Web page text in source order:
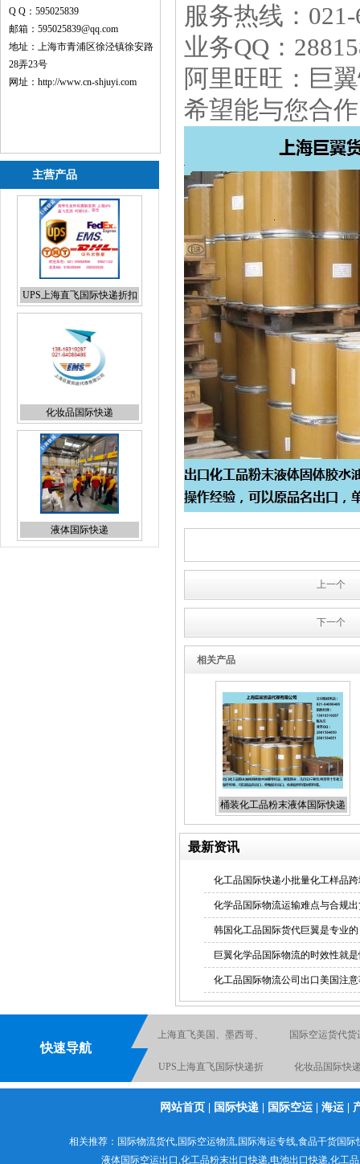
Q Q：595025839
邮箱：595025839@qq.com
地址：上海市青浦区徐泾镇徐安路
28弄23号
网址： http://www.cn-shjuyi.com
主营产品
UPS上海直飞国际快递折扣
报价
化妆品国际快递
液体国际快递
服务热线：
业务QQ：
阿里旺旺：巨
希望能与您合
上一个
下一个
相关产品
桶装化工品粉末液体国际快递
最新资讯
化工品国际快递小批量化工样品
化学品国际物流运输难点与合规
韩国化工品国际货代巨翼是专业的
巨翼化学品国际物流的时效性就
化工品国际物流公司出口美国注
快速导航
上海直飞美国、墨西哥、 国际空运货代货
UPS上海直飞国际快递折
扣报价
化妆品国际快
化工品原品名出口国际货 国际空运到加拿
网站首页 国际快递 国际空运 海运
相关推荐： 国际物流货代,国际空运物流,国际海运专线,食品干货国际
液体国际空运出口,化工品粉末出口快递,电池出口快递,化工